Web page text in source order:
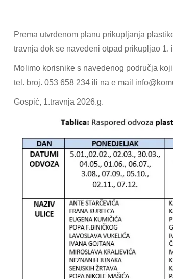
Prema utvrđenom planu prikupljanja
travnja dok se navedeni otpad prikupljao 1.
Molimo korisnike s navedenog područja
tel. broj. 053 658 234 ili na e mail
Gospić, 1.travnja 2026.g.